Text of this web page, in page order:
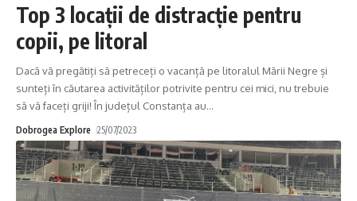
Top 3 locații de distracție pentru
copii, pe litoral
Dacă vă pregătiți să petreceți o vacanță pe litoralul Mării Negre și
sunteți în căutarea activităților potrivite pentru cei mici, nu trebuie
să vă faceți griji! În județul Constanța au…
Dobrogea Explore 25/07/2023